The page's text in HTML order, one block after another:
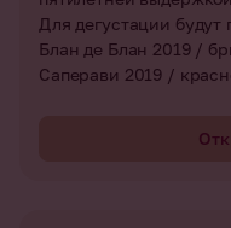
Для дегустации будут
Блан де Блан 2019 /
Саперави 2019 /